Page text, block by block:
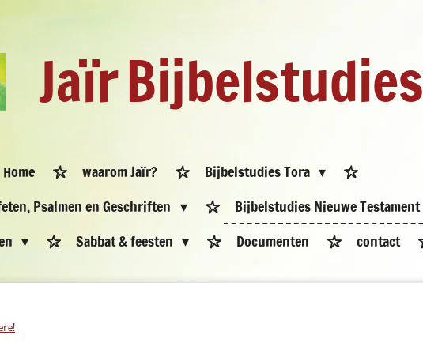
JaïrBijbelstudies
Home waarom Jaïr?
Bijbelstudies Tora
Psalmen en Geschriften
Bijbelstudies Nieuwe Testament
Sabbat & feesten Documenten contact